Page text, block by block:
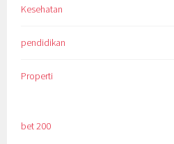
Kesehatan
pendidikan
Properti
bet 200